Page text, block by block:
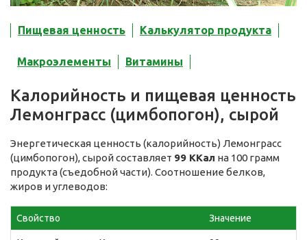
Пищевая ценность Калькулятор продукта
Макроэлементы Витамины
Калорийность и пищевая ценность
Лемонграсс (цимбопогон), сырой
Энергетическая ценность (калорийность) Лемонграсс
(цимбопогон), сырой составляет 99 ККал на 100 грамм
продукта (съедобной части). Соотношение белков,
жиров и углеводов:
Свойство Значение